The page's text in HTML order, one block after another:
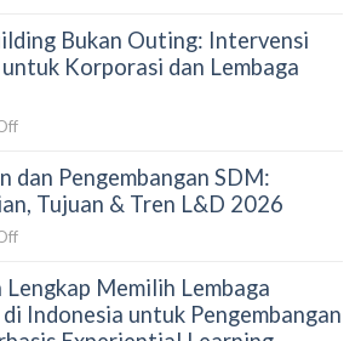
HRD
dan
Procurement
Penentu
dan
Anggaran
Team
Building
Program
Team
Building
Bukan Outing: Intervensi
Korporasi dan Lembaga
on
Building
Bukan
Outing:
untuk
Korporasi
dan Pengembangan SDM:
Tujuan & Tren L&D 2026
on
dan
Pengembangan
SDM:
Lengkap Memilih Lembaga
Indonesia untuk Pengembangan